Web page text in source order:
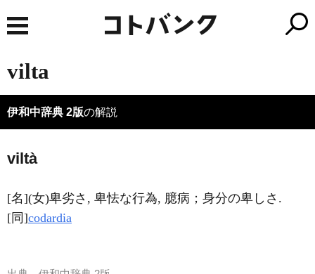
vilta
伊和中辞典 2版の解説
viltà
[名](女)卑劣さ, 卑怯な行為, 臆病；身分の卑しさ.
[同]codardia